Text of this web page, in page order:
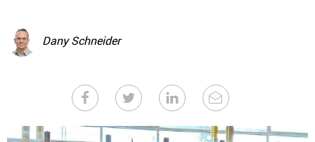
Dany Schneider